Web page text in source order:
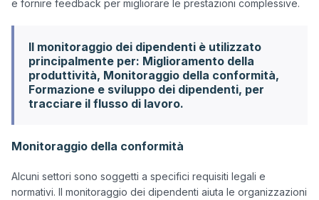
Il monitoraggio dei dipendenti è utilizzato
principalmente per: Miglioramento della
produttività, Monitoraggio della conformità,
Formazione e sviluppo dei dipendenti, per
tracciare il flusso di lavoro.
Monitoraggio della conformità
Alcuni settori sono soggetti a specifici requisiti legali e
normativi. Il monitoraggio dei dipendenti aiuta le organizzazioni